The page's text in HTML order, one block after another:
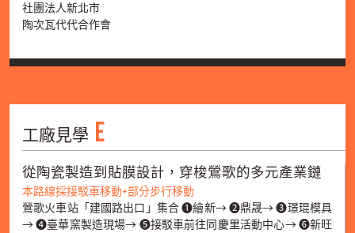
社團法人新北市
陶次瓦代代合作會
工廠見學 E
從陶瓷製造到貼膜設計，穿梭鶯歌的多元產業鏈
本路線採接駁車移動+部分步行移動
鶯歌火車站「建國路出口」集合 ➊繪新→ ➋鼎晟→ ➌璟琨模具
→ ➍臺華窯製造現場→ ➎接駁車前往同慶里活動中心→ ➏新旺